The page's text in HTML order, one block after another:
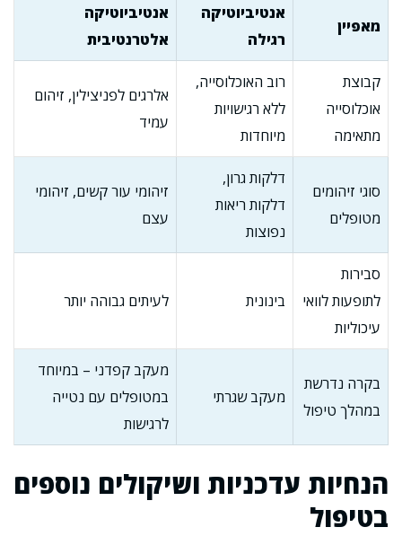
מאפיין
אנטיביוטיקה
רגילה
אנטיביוטיקה
אלטרנטיבית
קבוצת
אוכלוסייה
מתאימה
רוב האוכלוסייה,
ללא רגישויות
מיוחדות
אלרגים לפניצילין, זיהום
עמיד
סוגי זיהומים
מטופלים
דלקות גרון,
דלקות ריאות
נפוצות
זיהומי עור קשים, זיהומי
עצם
סבירות
לתופעות לוואי
עיכוליות
בינונית לעיתים גבוהה יותר
בקרה נדרשת
במהלך טיפול
מעקב שגרתי
מעקב קפדני – במיוחד
במטופלים עם נטייה
לרגישות
הנחיות עדכניות ושיקולים נוספים
בטיפול